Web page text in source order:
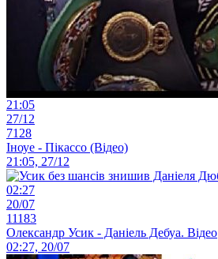
21:05
27/12
7128
Іноуе - Пікассо (Відео)
21:05, 27/12
02:27
20/07
11183
Олександр Усик - Даніель Дебуа. Відео
02:27, 20/07